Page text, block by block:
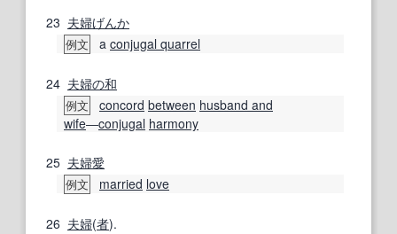
23 夫婦げんか
例文 a conjugal quarrel
24 夫婦の和
例文 concord between husband and
wife―conjugal harmony
25 夫婦愛
例文 married love
26 夫婦(者).